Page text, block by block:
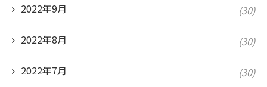
2022年9月 (30)
2022年8月 (30)
2022年7月 (30)